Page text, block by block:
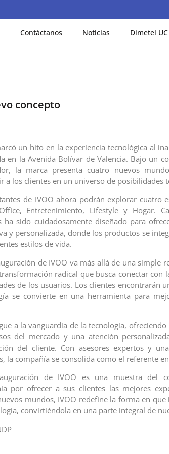
Contáctanos Noticias Dimetel UC
concepto
un hito en la experiencia tecnológica al
en la Avenida Bolívar de Valencia. Bajo un
la marca presenta cuatro nuevos
a los clientes en un universo de posibilidades
de IVOO ahora podrán explorar cuatro
Entretenimiento, Lifestyle y Hogar.
ha sido cuidadosamente diseñado para
y personalizada, donde los productos se
estilos de vida.
de IVOO va más allá de una simple
radical que busca conectar con
de los usuarios. Los clientes encontrarán
se convierte en una herramienta para
a la vanguardia de la tecnología,
del mercado y una atención
del cliente. Con asesores expertos y
la compañía se consolida como el referente
de IVOO es una muestra del
por ofrecer a sus clientes las mejores
mundos, IVOO redefine la forma en que
convirtiéndola en una parte integral de